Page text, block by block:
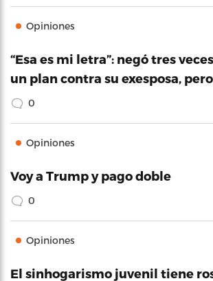
Opiniones
“Esa es mi letra”: negó tres
un plan contra su exesposa,
0
Opiniones
Voy a Trump y pago doble
0
Opiniones
El sinhogarismo juvenil tiene